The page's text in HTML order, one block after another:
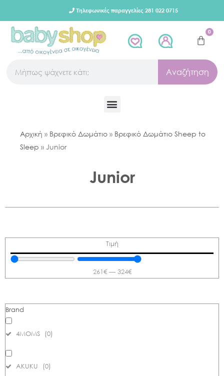
Τηλεφωνικές παραγγελίες 281 022 0715
0
Αναζήτηση
Αρχική » Βρεφικό Δωμάτιο » Βρεφικό Δωμάτιο Sheep to
Sleep » Junior
Junior
Τιμή
261€— 324€
Brand
4MOMS (0)
AKUKU (0)